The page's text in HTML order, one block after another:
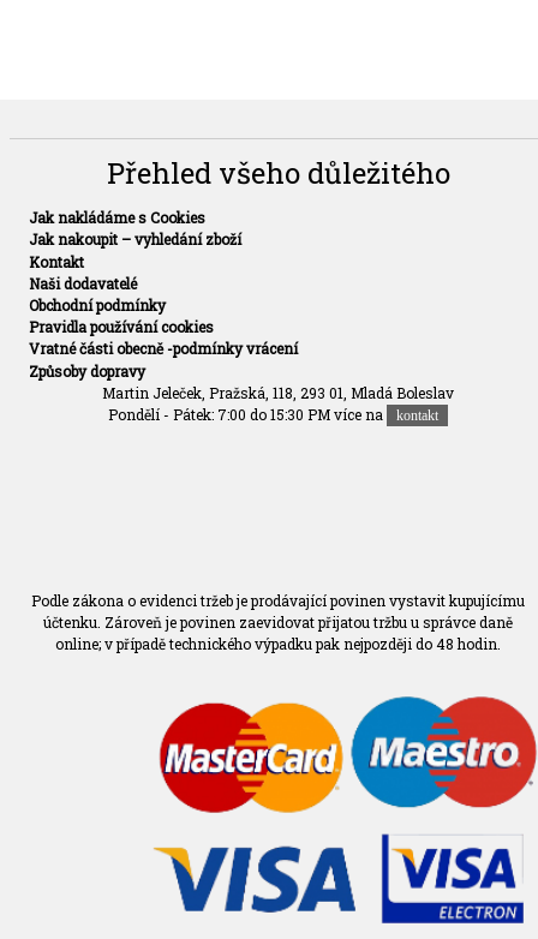
Přehled všeho důležitého
Jak nakládáme s Cookies
Jak nakoupit – vyhledání zboží
Kontakt
Naši dodavatelé
Obchodní podmínky
Pravidla používání cookies
Vratné části obecně -podmínky vrácení
Způsoby dopravy
Martin Jeleček, Pražská, 118, 293 01, Mladá Boleslav
Pondělí - Pátek: 7:00 do 15:30 PM více na
kontakt
Podle zákona o evidenci tržeb je prodávající povinen vystavit kupujícímu
účtenku. Zároveň je povinen zaevidovat přijatou tržbu u správce daně
online; v případě technického výpadku pak nejpozději do 48 hodin.